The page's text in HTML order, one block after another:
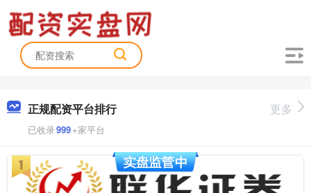
正规配资平台排行
已收录999+家平台
更多